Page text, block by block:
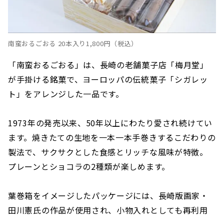
南蛮おるごおる 20本入り1,800円（税込）
「南蛮おるごおる」は、長崎の老舗菓子店「梅月堂」
が手掛ける銘菓で、ヨーロッパの伝統菓子「シガレッ
ト」をアレンジした一品です。
1973年の発売以来、50年以上にわたり愛され続けてい
ます。焼きたての生地を一本一本手巻きするこだわりの
製法で、サクサクとした食感とリッチな風味が特徴。
プレーンとショコラの2種類が楽しめます。
葉巻箱をイメージしたパッケージには、長崎版画家・
田川憲氏の作品が使用され、小物入れとしても再利用